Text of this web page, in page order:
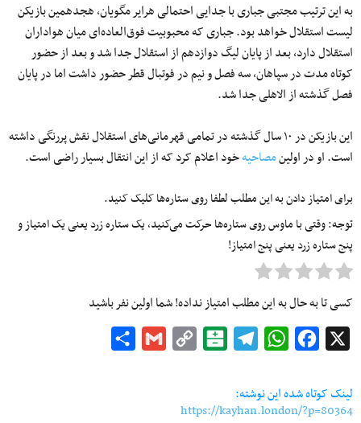
به این ترتیب مجتبی جباری با جدایی احتمالی هرایر مگویان، هجدهمین بازیکن
لیست استقلال خواهد بود. جباری که محبوبیت فوق‌العاده‌ای میان هواداران
استقلال دارد، بعد از پایان لیگ دوازدهم از استقلال جدا شد و بعد از حضور
کوتاه مدت در سپاهان، سه فصل و نیم در فوتبال قطر حضور داشت اما در پایان
فصل گذشته از الاهلی جدا شد.
این بازیکن در ۱۰ سال گذشته در تمامی قهرمانی‌های استقلال نقش پررنگی داشته
است. او در اولینمصاحیهخود اعلام کرد که از این انتقال بسیار راضی است.
برای امتیاز دادن به این مطلب لطفا روی ستاره‌ها کلیک کنید.
توجه: وقتی با ماوس روی ستاره‌ها حرکت می‌کنید، یک ستاره زرد یعنی یک امتیاز و
پنج ستاره زرد یعنی پنج امتیاز!
کسی تا به حال به این مطلب امتیاز نداده! شما اولین نفر باشید
Facebook
WhatsApp
Telegram
Balatarin
Copy
Gmail
لینک کوتاه شده این نوشته:
https://kayhan.london/?p=80364